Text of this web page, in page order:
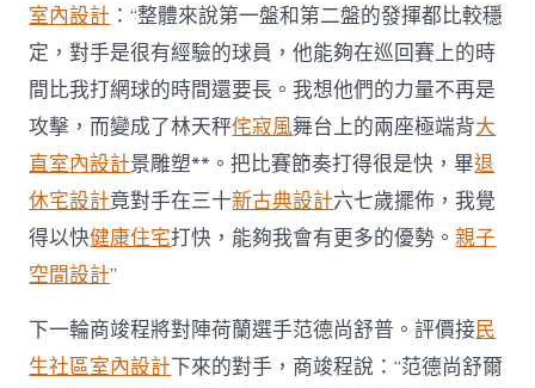
室內設計 ：“整體來說第一盤和第二盤的發揮都比較穩
定，對手是很有經驗的球員，他能夠在巡回賽上的時
間比我打網球的時間還要長。我想他們的力量不再是
攻擊，而變成了林天秤侘寂風舞台上的兩座極端背大
直室內設計景雕塑**。把比賽節奏打得很是快，畢退
休宅設計竟對手在三十新古典設計六七歲擺佈，我覺
得以快健康住宅打快，能夠我會有更多的優勢。親子
空間設計”
下一輪商竣程將對陣荷蘭選手范德尚舒普。評價接民
生社區室內設計下來的對手，商竣程說：“范德尚舒爾